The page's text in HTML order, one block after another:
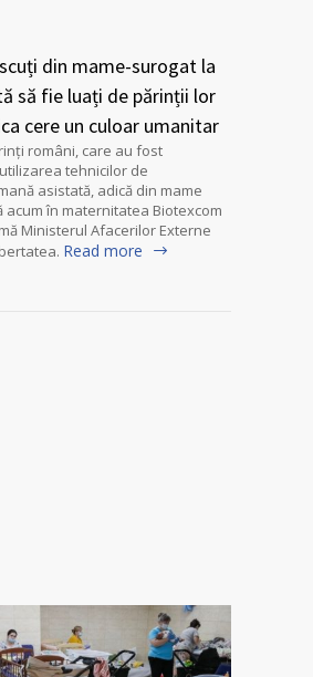
din mame-surogat la
să fie luați de părinții lor
cere un culoar umanitar
români, care au fost
tehnicilor de
asistată, adică din mame
acum în maternitatea Biotexcom
Ministerul Afacerilor Externe
Read more